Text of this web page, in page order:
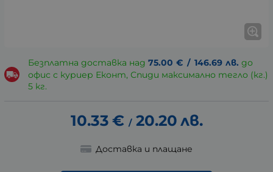
Безплатна доставка над 75.00 € / 146.69 лв. до
офис с куриер Еконт, Спиди максимално тегло (кг.)
5 кг.
10.33 € / 20.20 лв.
Доставка и плащане